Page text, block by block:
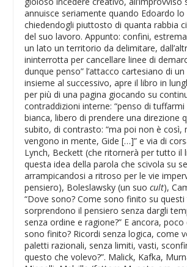
annuisce seriamente quando Edoardo lo
chiedendogli piuttosto di quanta rabbia
del suo lavoro. Appunto: confini,
un lato un territorio da delimitare,
ininterrotta per cancellare linee di
dunque penso” l’attacco cartesiano di
insieme al successivo, apre il libro in
per più di una pagina giocando su
contraddizioni interne: “penso di tuffarmi
bianca, libero di prendere una direzione
subito, di contrasto: “ma poi non è così,
vengono in mente, Gide […]” e via di
Lynch, Beckett (che ritornerà per tutto il
questa idea della parola che scivola su
arrampicandosi a ritroso per le vie
pensiero), Boleslawsky (un suocult),
“Dove sono? Come sono finito su questi
sorprendono il pensiero senza dargli
senza ordine e ragione?” E ancora, poco
sono finito? Ricordi senza logica, come
paletti razionali, senza limiti, vasti,
questo che volevo?”. Malick, Kafka,